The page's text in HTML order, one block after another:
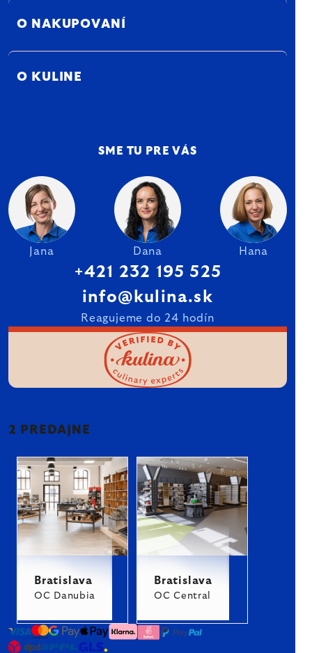
O NAKUPOVANÍ
O KULINE
SME TU PRE VÁS
Jana Dana Hana
+421 232 195 525
info@kulina.sk
Reagujeme do 24 hodín
2 PREDAJNE
Bratislava
OC Danubia
Bratislava
OC Central